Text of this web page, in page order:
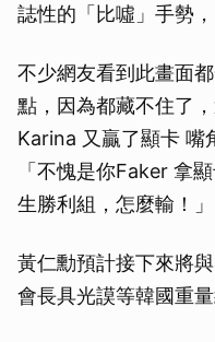
誌性的「比噓」手勢
不少網友看到此畫面
點，因為都藏不住了
Karina 又贏了顯卡 嘴
「不愧是你Faker 拿
生勝利組，怎麼輸！」
黃仁勳預計接下來將
會長具光謨等韓國重
取消